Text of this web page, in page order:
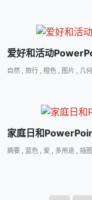
爱好和活动
自然 , 旅行 , 橙色 , 图片 , 几
家庭日和
摘要 蓝色 爱 多用途 插图